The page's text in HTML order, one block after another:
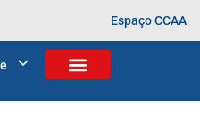
Espaço CCAA
para